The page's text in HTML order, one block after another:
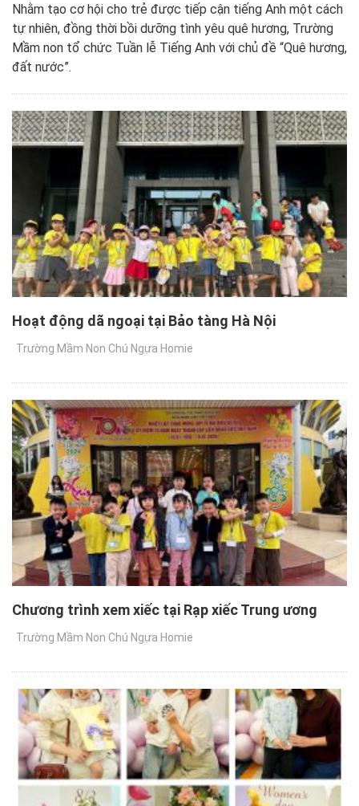
Nhằm tạo cơ hội cho trẻ được tiếp cận tiếng Anh một cách
tự nhiên, đồng thời bồi dưỡng tình yêu quê hương, Trường
Mầm non tổ chức Tuần lễ Tiếng Anh với chủ đề “Quê hương,
đất nước”.
Hoạt động dã ngoại tại Bảo tàng Hà Nội
Trường Mầm Non Chú Ngựa Homie
Chương trình xem xiếc tại Rạp xiếc Trung ương
Trường Mầm Non Chú Ngựa Homie